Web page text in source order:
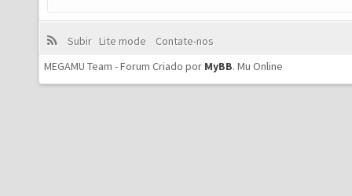
Subir Lite mode
Contate-nos
MEGAMU Team - Forum Criado por MyBB. Mu Online